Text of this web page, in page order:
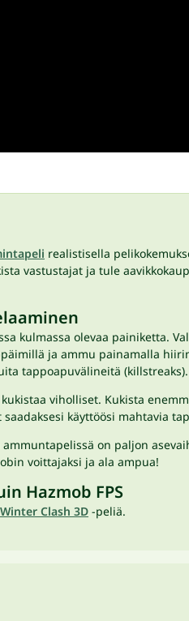
realistisella
vastustajat ja tule
kulmassa olevaa painiketta.
ja ammu painamalla
tappoapuvälineitä
viholliset. Kukista
käyttöösi mahtavia
on paljon
voittajaksi ja ala ampua!
Hazmob FPS
Winter Clash 3D -peliä.